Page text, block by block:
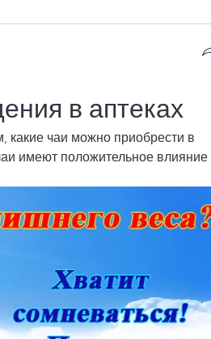
в аптеках
какие чаи можно приобрести в
имеют положительное влияние